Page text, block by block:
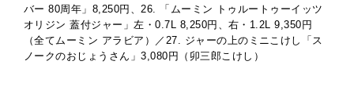
バー 80周年」8,250円、26. 「ムーミン トゥルートゥーイッツ
オリジン 蓋付ジャー」左・0.7L 8,250円、右・1.2L 9,350円
（全てムーミン アラビア）／27. ジャーの上のミニこけし「ス
ノークのおじょうさん」3,080円（卯三郎こけし）